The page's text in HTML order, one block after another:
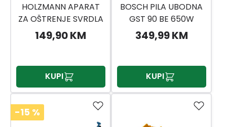
HOLZMANN APARAT
ZA OŠTRENJE SVRDLA
BSG 13E
149,90 KM
KUPI
BOSCH PILA UBODNA
GST 90 BE 650W
349,99 KM
KUPI
-15 %